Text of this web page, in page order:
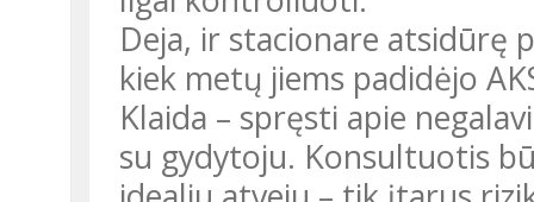
Deja, ir stacionare atsidūrę
kiek metų jiems padidėjo
Klaida – spręsti apie
su gydytoju. Konsultuotis